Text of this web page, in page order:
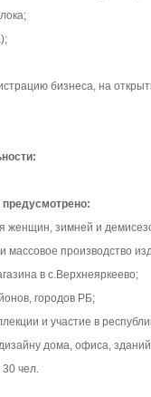
бизнеса, на
женщин, зимней и
массовое производство
в с.Верхнеяркеево;
городов РБ;
и участие в
дома, офиса,
чел.